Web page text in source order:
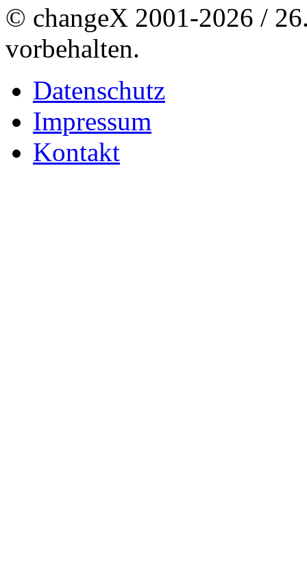
© changeX 2001-2026 /
vorbehalten.
Datenschutz
Impressum
Kontakt